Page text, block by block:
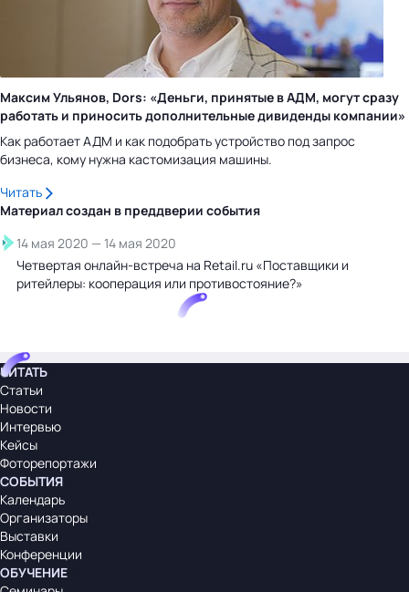
Максим Ульянов, Dors: «Деньги, принятые в АДМ, могут сразу
работать и приносить дополнительные дивиденды компании»
Как работает АДМ и как подобрать устройство под запрос
бизнеса, кому нужна кастомизация машины.
Читать
Материал создан в преддверии события
14 мая 2020 — 14 мая 2020
Четвертая онлайн-встреча на Retail.ru «Поставщики и
ритейлеры: кооперация или противостояние?»
ЧИТАТЬ
Статьи
Новости
Интервью
Кейсы
Фоторепортажи
СОБЫТИЯ
Календарь
Организаторы
Выставки
Конференции
ОБУЧЕНИЕ